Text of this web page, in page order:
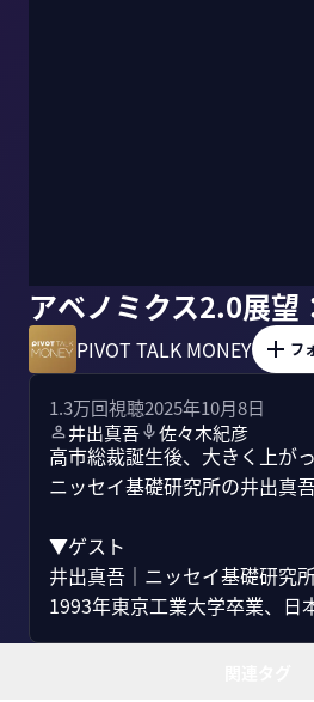
アベノミクス2.0展望
PIVOT TALK MONEY フ
1.3万回視聴2025年10月8日
井出真吾
佐々木紀彦
高市総裁誕生後、大きく上が
ニッセイ基礎研究所の井出真
▼ゲスト
井出真吾｜ニッセイ基礎研究
1993年東京工業大学卒業、日